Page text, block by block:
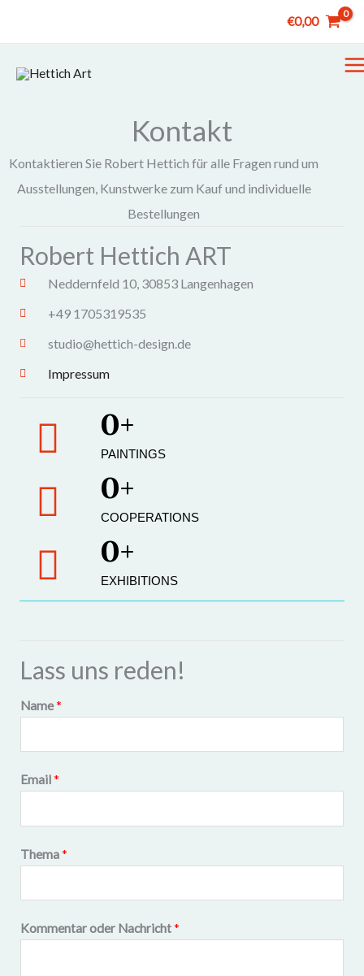
€0,00
Kontakt
Kontaktieren Sie Robert Hettich für alle Fragen rund um
Ausstellungen, Kunstwerke zum Kauf und individuelle
Bestellungen
Robert Hettich ART
Neddernfeld 10, 30853 Langenhagen
+49 1705319535
studio@hettich-design.de
Impressum
PAINTINGS
0+
COOPERATIONS
0+
EXHIBITIONS
0+
Lass uns reden!
Name*
Email*
Thema*
Kommentar oder Nachricht*